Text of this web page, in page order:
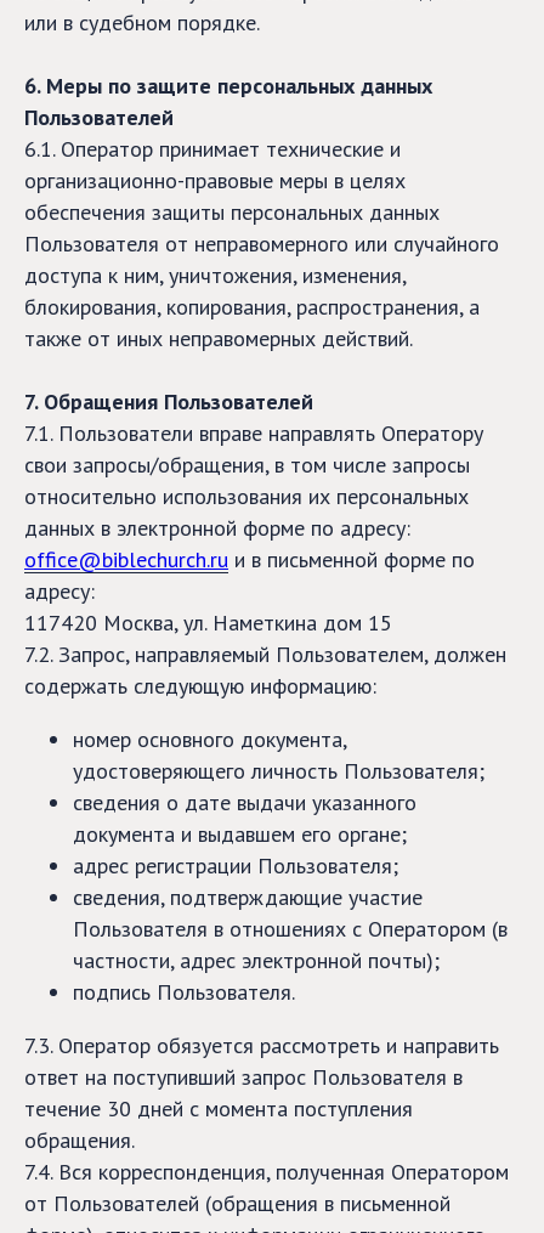
или в судебном порядке.
6. Меры по защите персональных данных
Пользователей
6.1. Оператор принимает технические и
организационно-правовые меры в целях
обеспечения защиты персональных данных
Пользователя от неправомерного или случайного
доступа к ним, уничтожения, изменения,
блокирования, копирования, распространения, а
также от иных неправомерных действий.
7. Обращения Пользователей
7.1. Пользователи вправе направлять Оператору
свои запросы/обращения, в том числе запросы
относительно использования их персональных
данных в электронной форме по адресу:
office@biblechurch.ru и в письменной форме по
адресу:
117420 Москва, ул. Наметкина дом 15
7.2. Запрос, направляемый Пользователем, должен
содержать следующую информацию:
номер основного документа,
удостоверяющего личность Пользователя;
сведения о дате выдачи указанного
документа и выдавшем его органе;
адрес регистрации Пользователя;
сведения, подтверждающие участие
Пользователя в отношениях с Оператором (в
частности, адрес электронной почты);
подпись Пользователя.
7.3. Оператор обязуется рассмотреть и направить
ответ на поступивший запрос Пользователя в
течение 30 дней с момента поступления
обращения.
7.4. Вся корреспонденция, полученная Оператором
от Пользователей (обращения в письменной